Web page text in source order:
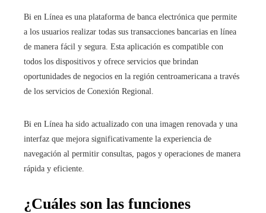
Bi en Línea es una plataforma de banca electrónica que permite
a los usuarios realizar todas sus transacciones bancarias en línea
de manera fácil y segura. Esta aplicación es compatible con
todos los dispositivos y ofrece servicios que brindan
oportunidades de negocios en la región centroamericana a través
de los servicios de Conexión Regional.
Bi en Línea ha sido actualizado con una imagen renovada y una
interfaz que mejora significativamente la experiencia de
navegación al permitir consultas, pagos y operaciones de manera
rápida y eficiente.
¿Cuáles son las funciones